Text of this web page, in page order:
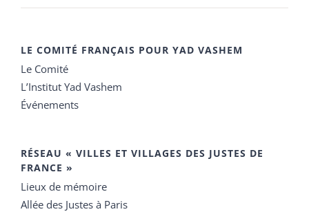
LE COMITÉ FRANÇAIS POUR YAD VASHEM
Le Comité
L’Institut Yad Vashem
Événements
RÉSEAU « VILLES ET VILLAGES DES JUSTES DE
FRANCE »
Lieux de mémoire
Allée des Justes à Paris